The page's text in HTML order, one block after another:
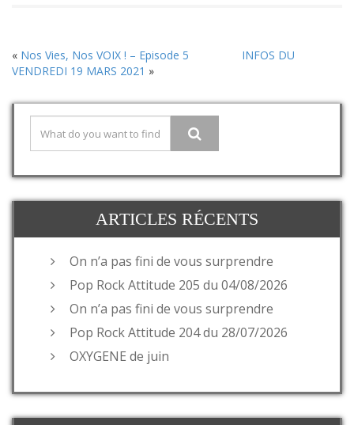
« Nos Vies, Nos VOIX ! – Episode 5
INFOS DU
VENDREDI 19 MARS 2021 »
ARTICLES RÉCENTS
On n’a pas fini de vous surprendre
Pop Rock Attitude 205 du 04/08/2026
On n’a pas fini de vous surprendre
Pop Rock Attitude 204 du 28/07/2026
OXYGENE de juin